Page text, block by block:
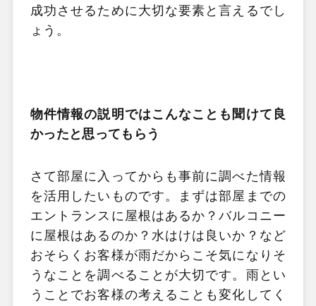
成功させるために大切な要素と言えるでし
ょう。
物件情報の説明ではこんなことも聞けて良
かったと思ってもらう
さて部屋に入ってからも事前に調べた情報
を活用したいものです。まずは部屋までの
エントランスに屋根はあるか？バルコニー
に屋根はあるのか？水はけは良いか？など
おそらくお客様が雨だからこそ気になりそ
うなことを調べることが大切です。雨とい
うことでお客様の考えることも変化してく